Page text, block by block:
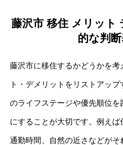
藤沢市 移住 メリット
的な判
藤沢市に移住するかどうかを考
ト・デメリットをリストアッ
のライフステージや優先順位
にすることが大切です。例えば
通勤時間、自然の近さなどがそ